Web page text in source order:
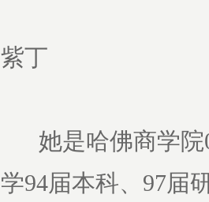
紫丁
她是哈佛商学院
学94届本科、97届